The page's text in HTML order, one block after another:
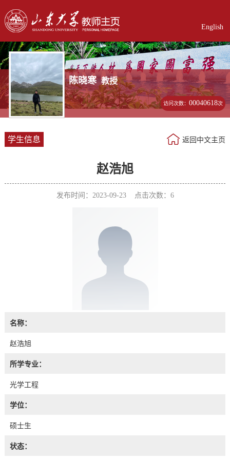
English
陈晓寒 教授
访问次数：00040618次
学生信息 返回中文主页
赵浩旭
发布时间：2023-09-23 点击次数： 6
名称：
赵浩旭
所学专业：
光学工程
学位：
硕士生
状态：